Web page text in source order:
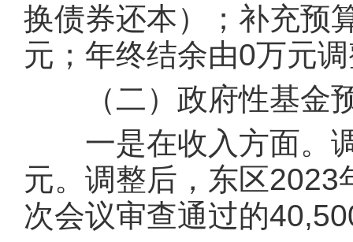
换债券还本）；补充预
元；年终结余由0万元
（二）政府性基金
一是在收入方面。调
元。调整后，东区
次会议审查通过的